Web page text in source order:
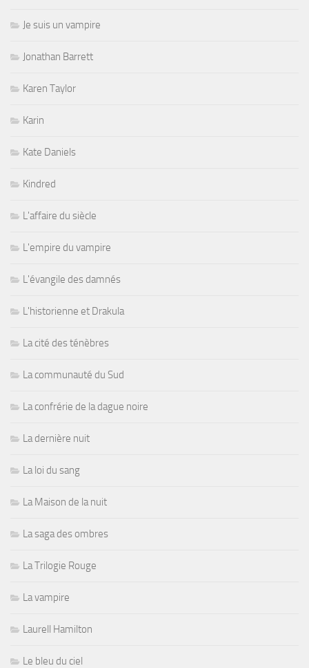
Je suis un vampire
Jonathan Barrett
Karen Taylor
Karin
Kate Daniels
Kindred
L'affaire du siècle
L'empire du vampire
L'évangile des damnés
L'historienne et Drakula
La cité des ténèbres
La communauté du Sud
La confrérie de la dague noire
La dernière nuit
La loi du sang
La Maison de la nuit
La saga des ombres
La Trilogie Rouge
La vampire
Laurell Hamilton
Le bleu du ciel